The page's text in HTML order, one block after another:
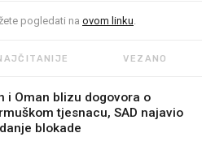
pogledati na ovom linku.
VEZANO
i Oman blizu dogovora o
tjesnacu, SAD najavio
blokade